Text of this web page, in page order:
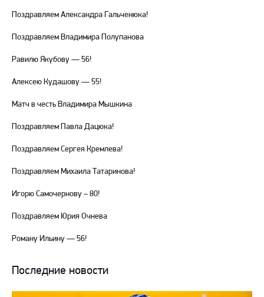
Поздравляем Александра Гальченюка!
Поздравляем Владимира Полупанова
Равилю Якубову — 56!
Алексею Кудашову — 55!
Матч в честь Владимира Мышкина
Поздравляем Павла Дацюка!
Поздравляем Сергея Кремлева!
Поздравляем Михаила Татаринова!
Игорю Самочернову – 80!
Поздравляем Юрия Очнева
Роману Ильину — 56!
Последние новости